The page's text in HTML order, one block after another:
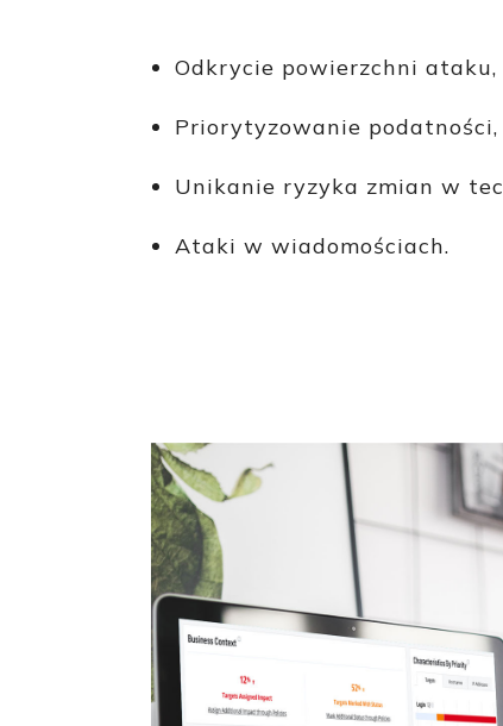
Odkrycie powierzchni ataku,
Priorytyzowanie podatności,
Unikanie ryzyka zmian w
Ataki w wiadomościach.